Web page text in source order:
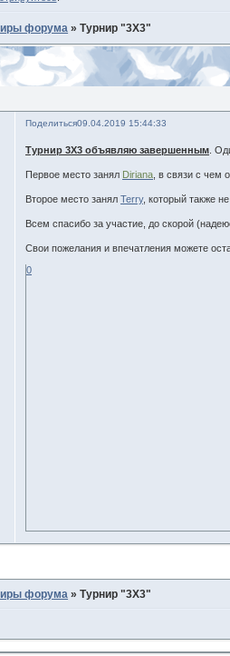
форума »Турнир "3Х3"
Поделиться09.04.2019 15:44:33
Турнир 3Х3 объявляю завершенным .
Первое место занял Diriana , в связи с чем
Второе место занялTerry, который также
Всем спасибо за участие, до скорой
Свои пожелания и впечатления можете
0
форума »Турнир "3Х3"